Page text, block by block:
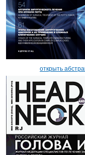
открыть